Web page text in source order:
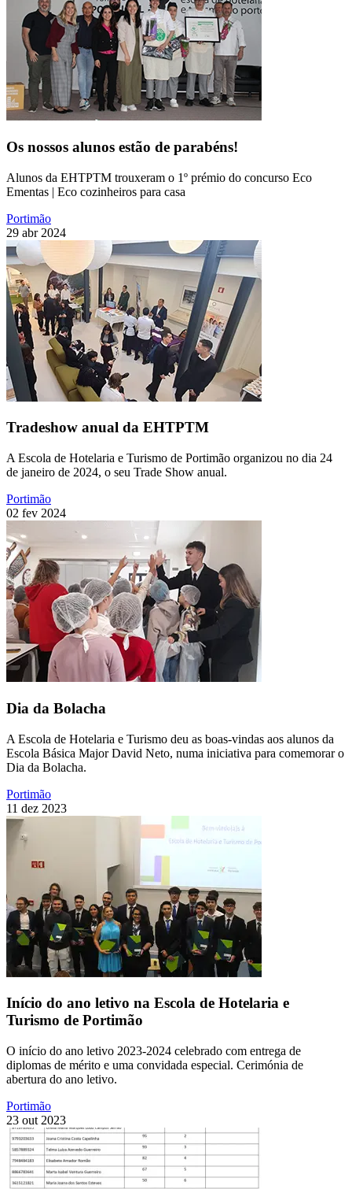
Os nossos alunos estão de parabéns!
Alunos da EHTPTM trouxeram o 1º prémio do concurso Eco
Ementas | Eco cozinheiros para casa
Portimão
29 abr 2024
Tradeshow anual da EHTPTM
A Escola de Hotelaria e Turismo de Portimão organizou no dia 24
de janeiro de 2024, o seu Trade Show anual.
Portimão
02 fev 2024
Dia da Bolacha
A Escola de Hotelaria e Turismo deu as boas-vindas aos alunos da
Escola Básica Major David Neto, numa iniciativa para comemorar o
Dia da Bolacha.
Portimão
11 dez 2023
Início do ano letivo na Escola de Hotelaria e
Turismo de Portimão
O início do ano letivo 2023-2024 celebrado com entrega de
diplomas de mérito e uma convidada especial. Cerimónia de
abertura do ano letivo.
Portimão
23 out 2023